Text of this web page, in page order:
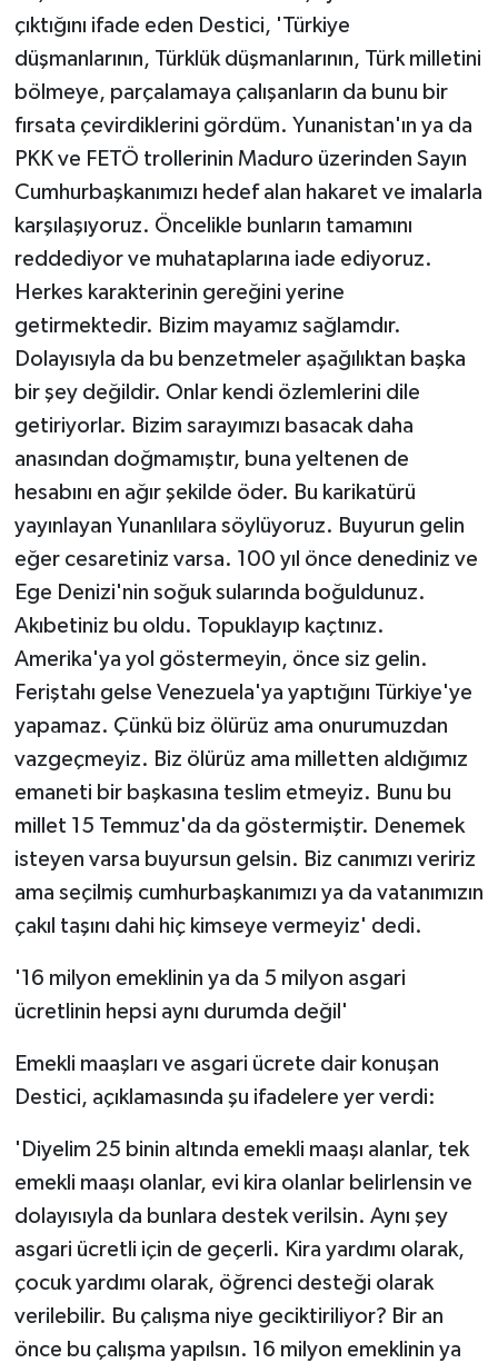
çıktığını ifade eden Destici, 'Türkiye
düşmanlarının, Türklük düşmanlarının, Türk milletini
bölmeye, parçalamaya çalışanların da bunu bir
fırsata çevirdiklerini gördüm. Yunanistan'ın ya da
PKK ve FETÖ trollerinin Maduro üzerinden Sayın
Cumhurbaşkanımızı hedef alan hakaret ve imalarla
karşılaşıyoruz. Öncelikle bunların tamamını
reddediyor ve muhataplarına iade ediyoruz.
Herkes karakterinin gereğini yerine
getirmektedir. Bizim mayamız sağlamdır.
Dolayısıyla da bu benzetmeler aşağılıktan başka
bir şey değildir. Onlar kendi özlemlerini dile
getiriyorlar. Bizim sarayımızı basacak daha
anasından doğmamıştır, buna yeltenen de
hesabını en ağır şekilde öder. Bu karikatürü
yayınlayan Yunanlılara söylüyoruz. Buyurun gelin
eğer cesaretiniz varsa. 100 yıl önce denediniz ve
Ege Denizi'nin soğuk sularında boğuldunuz.
Akıbetiniz bu oldu. Topuklayıp kaçtınız.
Amerika'ya yol göstermeyin, önce siz gelin.
Feriştahı gelse Venezuela'ya yaptığını Türkiye'ye
yapamaz. Çünkü biz ölürüz ama onurumuzdan
vazgeçmeyiz. Biz ölürüz ama milletten aldığımız
emaneti bir başkasına teslim etmeyiz. Bunu bu
millet 15 Temmuz'da da göstermiştir. Denemek
isteyen varsa buyursun gelsin. Biz canımızı veririz
ama seçilmiş cumhurbaşkanımızı ya da vatanımızın
çakıl taşını dahi hiç kimseye vermeyiz' dedi.
'16 milyon emeklinin ya da 5 milyon asgari
ücretlinin hepsi aynı durumda değil'
Emekli maaşları ve asgari ücrete dair konuşan
Destici, açıklamasında şu ifadelere yer verdi:
'Diyelim 25 binin altında emekli maaşı alanlar, tek
emekli maaşı olanlar, evi kira olanlar belirlensin ve
dolayısıyla da bunlara destek verilsin. Aynı şey
asgari ücretli için de geçerli. Kira yardımı olarak,
çocuk yardımı olarak, öğrenci desteği olarak
verilebilir. Bu çalışma niye geciktiriliyor? Bir an
önce bu çalışma yapılsın. 16 milyon emeklinin ya